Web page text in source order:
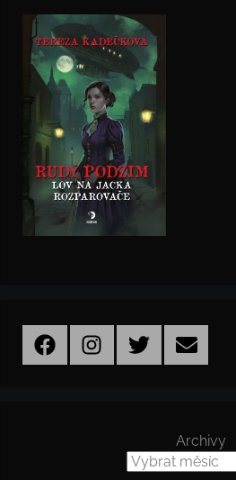
FacebookInstagramTwitter Email
Archivy